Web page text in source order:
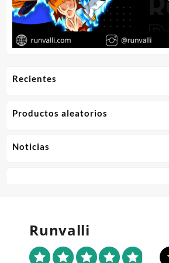
Recientes
Productos aleatorios
Noticias
Runvalli